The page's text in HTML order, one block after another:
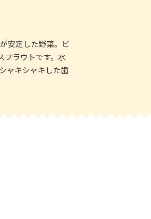
安定した野菜。ビ
プラウトです。水
ャキシャキした歯